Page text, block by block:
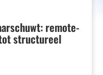
remote-
structureel